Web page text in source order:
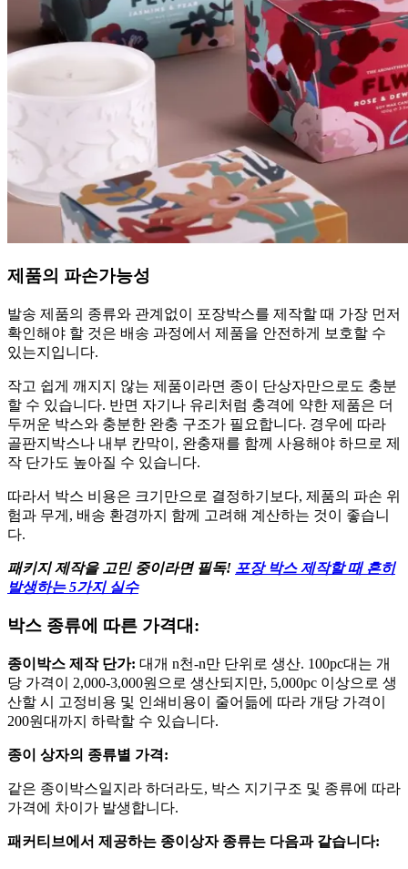
제품의 파손가능성
발송 제품의 종류와 관계없이 포장박스를 제작할 때 가장 먼저
확인해야 할 것은 배송 과정에서 제품을 안전하게 보호할 수
있는지입니다.
작고 쉽게 깨지지 않는 제품이라면 종이 단상자만으로도 충분
할 수 있습니다. 반면 자기나 유리처럼 충격에 약한 제품은 더
두꺼운 박스와 충분한 완충 구조가 필요합니다. 경우에 따라
골판지박스나 내부 칸막이, 완충재를 함께 사용해야 하므로 제
작 단가도 높아질 수 있습니다.
따라서 박스 비용은 크기만으로 결정하기보다, 제품의 파손 위
험과 무게, 배송 환경까지 함께 고려해 계산하는 것이 좋습니
다.
패키지 제작을 고민 중이라면 필독! 포장 박스 제작할 때 흔히
발생하는 5가지 실수
박스 종류에 따른 가격대:
종이박스 제작 단가: 대개 n천-n만 단위로 생산. 100pc대는 개
당 가격이 2,000-3,000원으로 생산되지만, 5,000pc 이상으로 생
산할 시 고정비용 및 인쇄비용이 줄어듦에 따라 개당 가격이
200원대까지 하락할 수 있습니다.
종이 상자의 종류별 가격:
같은 종이박스일지라 하더라도, 박스 지기구조 및 종류에 따라
가격에 차이가 발생합니다.
패커티브에서 제공하는 종이상자 종류는 다음과 같습니다: